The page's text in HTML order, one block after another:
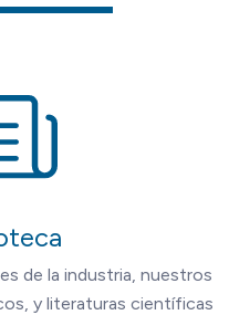
de la industria, nuestros
y literaturas científicas